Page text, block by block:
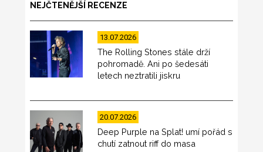
NEJČTENĚJŠÍ RECENZE
13.07.2026
The Rolling Stones stále drží
pohromadě. Ani po šedesáti
letech neztratili jiskru
20.07.2026
Deep Purple na Splat! umí pořád s
chutí zatnout riff do masa